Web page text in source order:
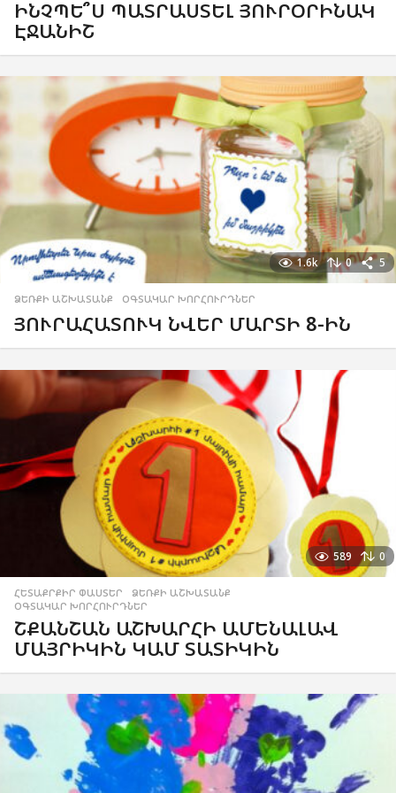
ԻՆՉՊԵ՞Ս ՊԱՏՐԱՍՏԵԼ ՅՈՒՐՕՐԻՆԱԿ
ԷՋԱՆԻՇ
1.6k 0 5
ՁԵՌՔԻ ԱՇԽԱՏԱՆՔ ,ՕԳՏԱԿԱՐ ԽՈՐՀՈՒՐԴՆԵՐ
ՅՈՒՐԱՀԱՏՈՒԿ ՆՎԵՐ ՄԱՐՏԻ 8-ԻՆ
589 0
ՀԵՏԱՔՐՔԻՐ ՓԱՍՏԵՐ ,ՁԵՌՔԻ ԱՇԽԱՏԱՆՔ
ՕԳՏԱԿԱՐ ԽՈՐՀՈՒՐԴՆԵՐ
ՇՔԱՆՇԱՆ ԱՇԽԱՐՀԻ ԱՄԵՆԱԼԱՎ
ՄԱՅՐԻԿԻՆ ԿԱՄ ՏԱՏԻԿԻՆ